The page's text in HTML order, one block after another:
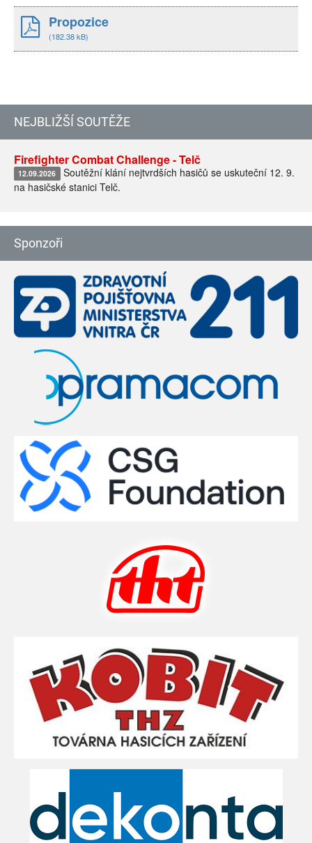
Propozice
(182.38 kB)
NEJBLIŽŠÍ SOUTĚŽE
Firefighter Combat Challenge - Telč
12.09.2026 Soutěžní klání nejtvrdších hasičů se uskuteční 12. 9.
na hasičské stanici Telč.
Sponzoři